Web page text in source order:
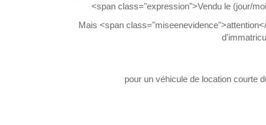
<span class="expression">Vendu le (jour/
Mais <span
pour un véhicule de location courte